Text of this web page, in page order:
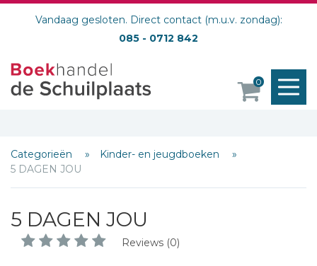
Vandaag gesloten. Direct contact (m.u.v. zondag):
085 - 0712 842
0
Categorieën
Kinder- en jeugdboeken
5 DAGEN JOU
5 DAGEN JOU
Reviews (0)